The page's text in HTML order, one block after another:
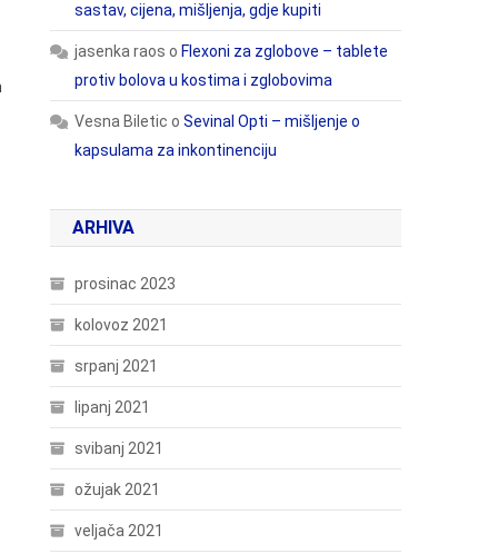
sastav, cijena, mišljenja, gdje kupiti
jasenka raos o Flexoni za zglobove – tablete
protiv bolova u kostima i zglobovima
Vesna Biletic oSevinal Opti – mišljenje o
kapsulama za inkontinenciju
ARHIVA
prosinac 2023
kolovoz 2021
srpanj 2021
lipanj 2021
svibanj 2021
ožujak 2021
veljača 2021